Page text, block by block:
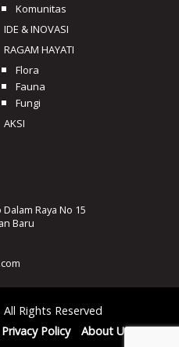
Komunitas
IDE & INOVASI
RAGAM HAYATI
Flora
Fauna
Fungi
AKSI
Dalam Raya No 15
Baru
Rights Reserved
Privacy Policy About Us